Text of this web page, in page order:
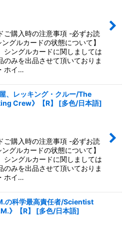
ご購入時の注意事項 -必ずお読
グルカードの状態について】
シングルカードに関しましては
のみを出品させて頂いておりま
ホイ…
、レッキング・クルー/The
Crew》【R】
[多色/日本語]
ご購入時の注意事項 -必ずお読
グルカードの状態について】
シングルカードに関しましては
のみを出品させて頂いておりま
ホイ…
の科学最高責任者/Scientist
》【R】
[多色/日本語]